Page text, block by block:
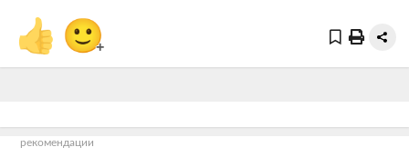
👍 🙂+
рекомендации